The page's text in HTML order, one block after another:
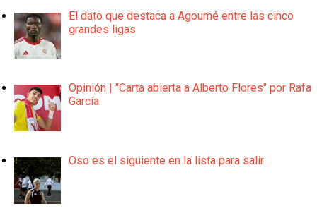
El dato que destaca a Agoumé entre las cinco
grandes ligas
Opinión | "Carta abierta a Alberto Flores" por Rafa
García
Oso es el siguiente en la lista para salir